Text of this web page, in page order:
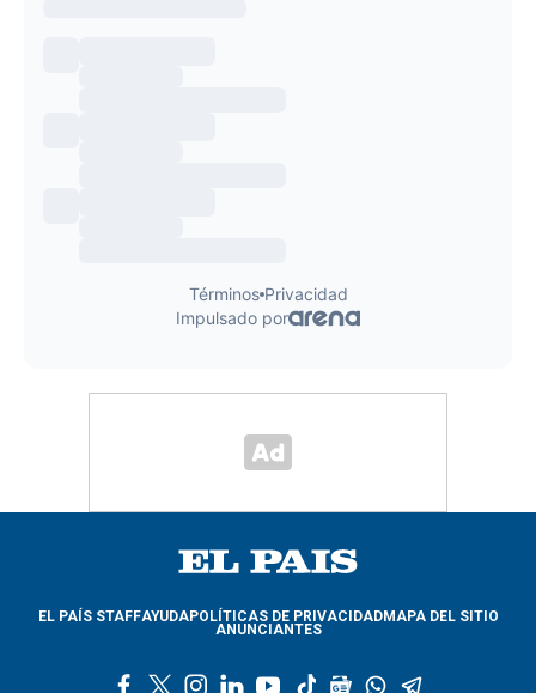
EL PAÍS STAFFAYUDAPOLÍTICAS DE PRIVACIDADMAPA DEL SITIO
ANUNCIANTES
l y t g w